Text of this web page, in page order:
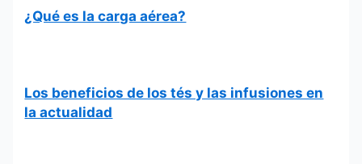
¿Qué es la carga aérea?
Los beneficios de los tés y las infusiones en
la actualidad